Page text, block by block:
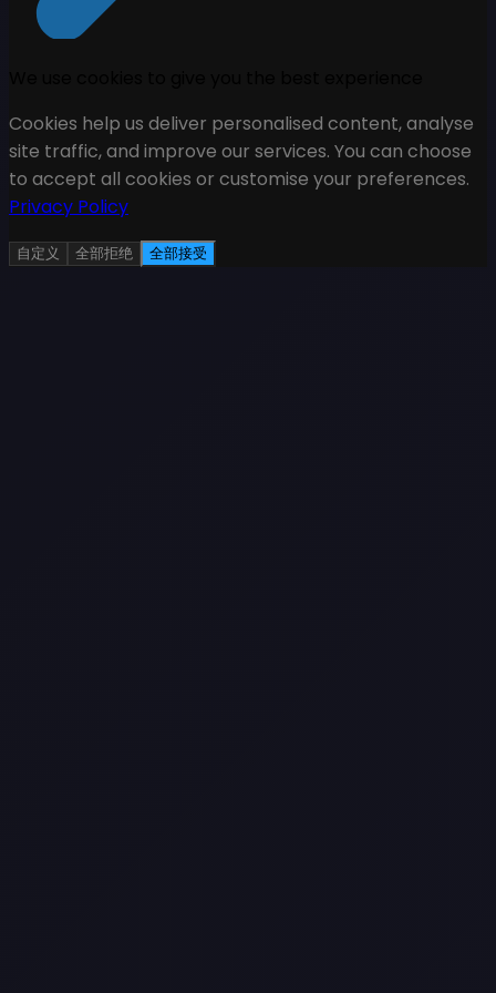
Cookies help us deliver personalised content, analyse
site traffic, and improve our services. You can choose
to accept all cookies or customise your preferences.
Privacy Policy
自定义 全部拒绝 全部接受